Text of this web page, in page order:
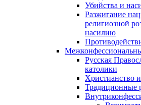
Убийства и
Разжигание
религиозной
насилию
Русская
католики
Христианство
Традиционные